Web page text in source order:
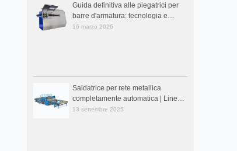
Guida definitiva alle piegatrici per
barre d'armatura: tecnologia e
consigli per l'acquisto (2026)
16 marzo 2026
Saldatrice per rete metallica
completamente automatica | Linea
di produzione per saldatura di reti di
13 settembre 2025